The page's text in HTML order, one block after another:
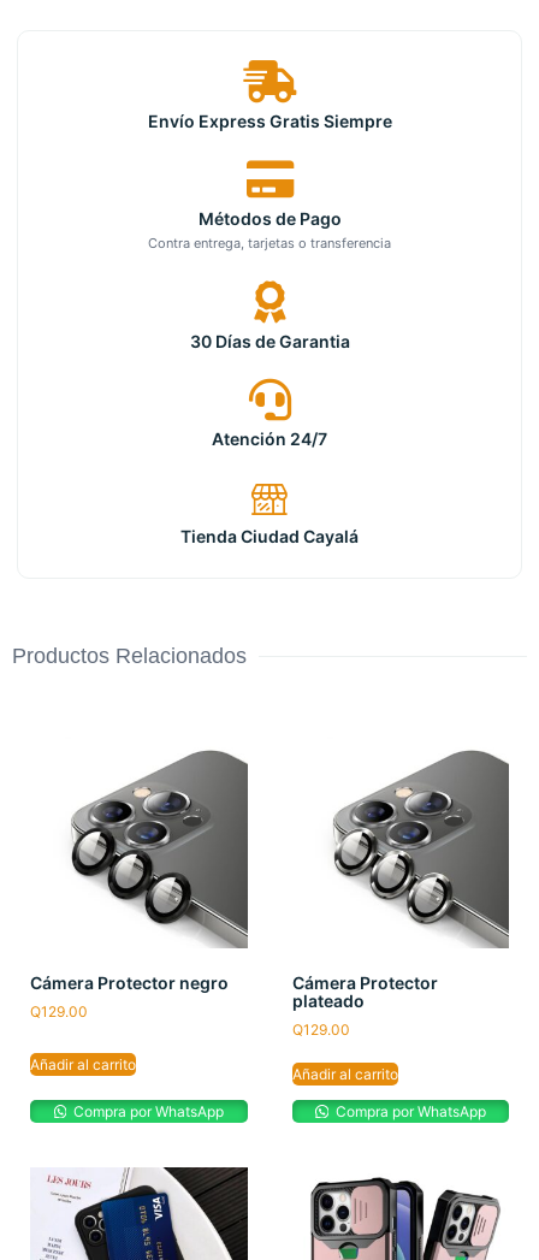
Envío Express Gratis Siempre
Métodos de Pago
Contra entrega, tarjetas o transferencia
30 Días de Garantia
Atención 24/7
Tienda Ciudad Cayalá
Productos Relacionados
Cámera Protector negro
Q129.00
Añadir al carrito
Compra por WhatsApp
Cámera Protector
plateado
Q129.00
Añadir al carrito
Compra por WhatsApp